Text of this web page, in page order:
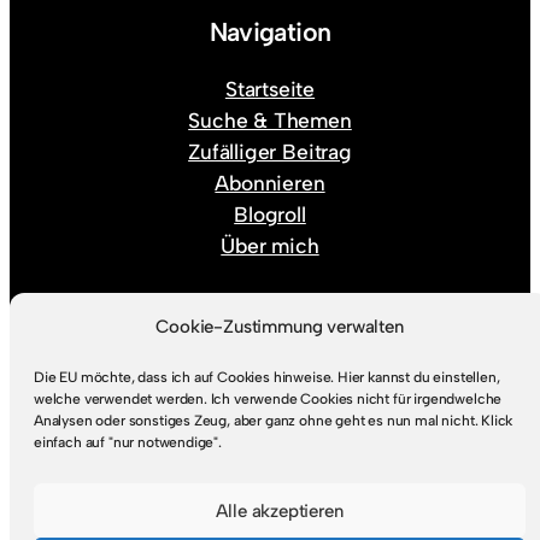
Cookie-Zustimmung verwalten
Die EU möchte, dass ich auf Cookies hinweise. Hier kannst du einstellen,
welche verwendet werden. Ich verwende Cookies nicht für irgendwelche
Analysen oder sonstiges Zeug, aber ganz ohne geht es nun mal nicht. Klick
einfach auf "nur notwendige".
Alle akzeptieren
Navigation
Startseite
Suche & Themen
Zufälliger Beitrag
Abonnieren
Blogroll
Über mich
Rechtlicher Kram
Impressum
Datenschutz